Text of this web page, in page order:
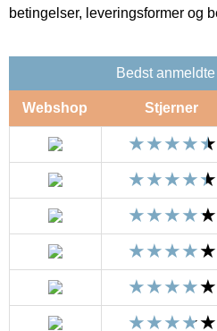
betingelser, leveringsformer og
Bedst
Webshop Stjerner